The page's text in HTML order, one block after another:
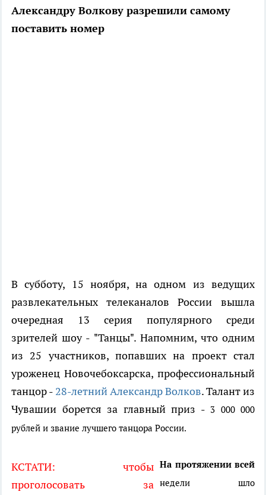
Александру Волкову разрешили самому
поставить номер
В субботу, 15 ноября, на одном из ведущих
развлекательных телеканалов России вышла
очередная 13 серия популярного среди
зрителей шоу - "Танцы". Напомним, что одним
из 25 участников, попавших на проект стал
уроженец Новочебоксарска, профессиональный
танцор - 28-летний Александр Волков. Талант из
Чувашии борется за главный приз - 3 000 000
рублей и звание лучшего танцора России.
КСТАТИ: чтобы
проголосовать за
На протяжении всей
недели шло